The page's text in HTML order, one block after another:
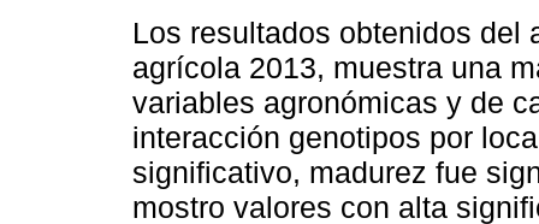
Los resultados obtenidos del
agrícola 2013, muestra una
variables agronómicas y de
interacción genotipos por
significativo, madurez fue
mostro valores con alta